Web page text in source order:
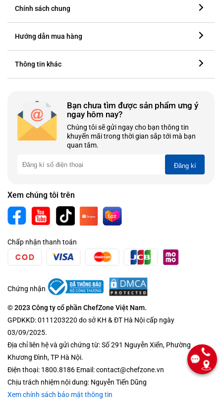
Chính sách chung
Hướng dẫn mua hàng
Thông tin khác
Bạn chưa tìm được sản phẩm ưng ý
ngay hôm nay?
Chúng tôi sẽ gửi ngay cho bạn thông tin
khuyến mãi trong thời gian sắp tới mà bạn
quan tâm.
Đăng kí
Xem chúng tôi trên
Chấp nhận thanh toán
Chứng nhận
© 2023 Công ty cổ phần ChefZone Việt Nam.
GPDKKD: 0111203220 do sở KH & ĐT Hà Nội cấp ngày
03/09/2025.
Địa chỉ liên hệ và gửi chứng từ: Số 291 Nguyễn Xiển, Phường
Khương Đình, TP Hà Nội.
Điện thoại: 1800.8186 Email: contact@chefzone.vn
Chịu trách nhiệm nội dung: Nguyễn Tiến Dũng
Xem chính sách bảo mật thông tin